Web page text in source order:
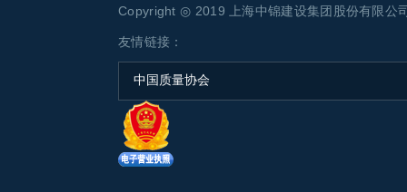
Copyright ◎ 2019 上海中锦建设集团股份有限公
友情链接：